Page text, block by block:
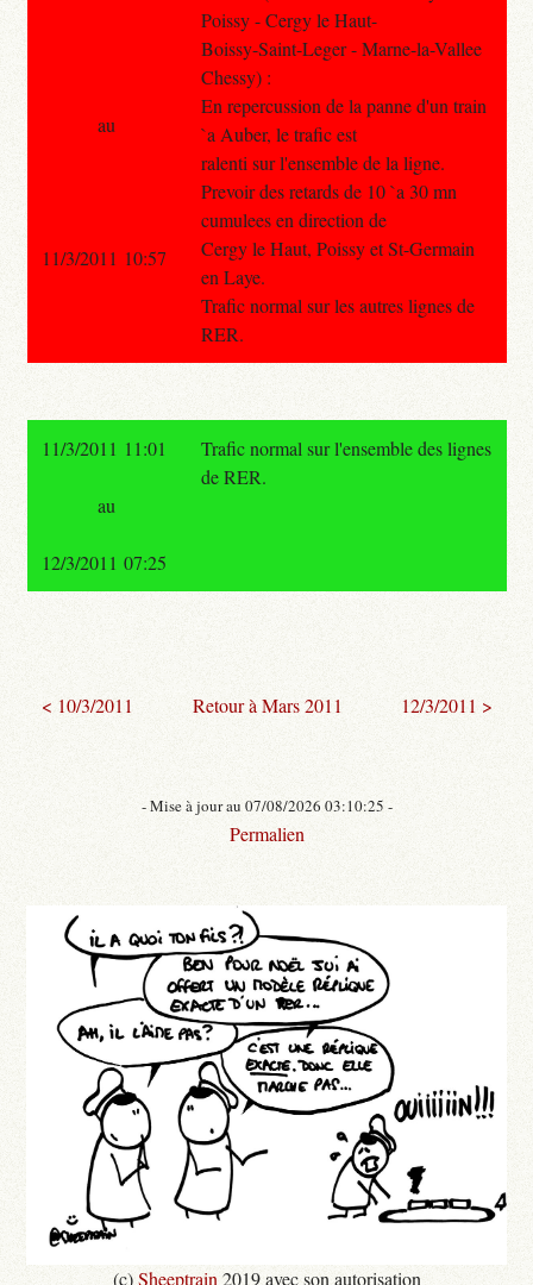
Poissy - Cergy le Haut-
Boissy-Saint-Leger - Marne-la-Vallee
Chessy) :
En repercussion de la panne d'un train
`a Auber, le trafic est
ralenti sur l'ensemble de la ligne.
Prevoir des retards de 10 `a 30 mn
cumulees en direction de
Cergy le Haut, Poissy et St-Germain
en Laye.
Trafic normal sur les autres lignes de
RER.
au
11/3/2011 10:57
11/3/2011 11:01
Trafic normal sur l'ensemble des lignes
de RER.
au
12/3/2011 07:25
< 10/3/2011 Retour à Mars 2011 12/3/2011 >
- Mise à jour au 07/08/2026 03:10:25 -
Permalien
(c)Sheeptrain 2019 avec son autorisation